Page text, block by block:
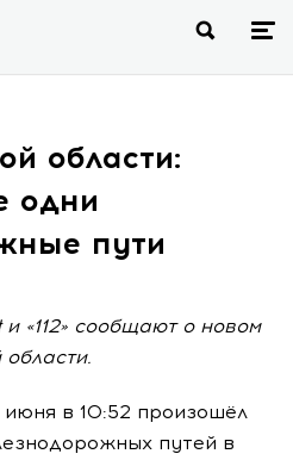
области:
одни
пути
«112» сообщают о новом
в 10:52 произошёл
путей в